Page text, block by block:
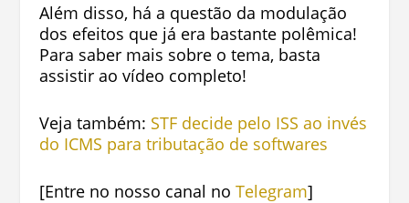
Além disso, há a questão da modulação
dos efeitos que já era bastante polêmica!
Para saber mais sobre o tema, basta
assistir ao vídeo completo!
Veja também: STF decide pelo ISS ao invés
do ICMS para tributação de softwares
[Entre no nosso canal no Telegram]